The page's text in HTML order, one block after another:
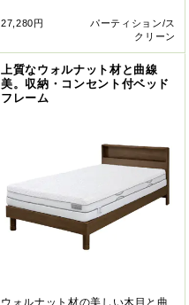
27,280円
パーティション/ス
クリーン
上質なウォルナット材と曲線
美。収納・コンセント付ベッド
フレーム
ウォルナット材の美しい木目と曲